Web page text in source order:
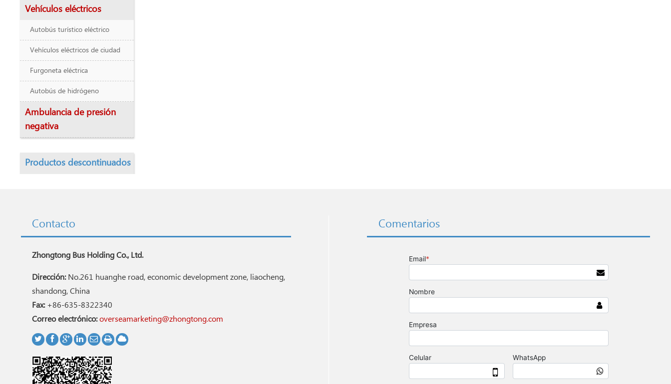
Vehículos eléctricos
Autobús turístico eléctrico
Vehículos eléctricos de ciudad
Furgoneta eléctrica
Autobús de hidrógeno
Ambulancia de presión
negativa
Productos descontinuados
Comentarios
Contacto
Zhongtong Bus Holding Co., Ltd.
Dirección:No.261 huanghe road, economic development zone, liaocheng,
shandong, China
Fax:+86-635-8322340
Correo electrónico: overseamarketing@zhongtong.com